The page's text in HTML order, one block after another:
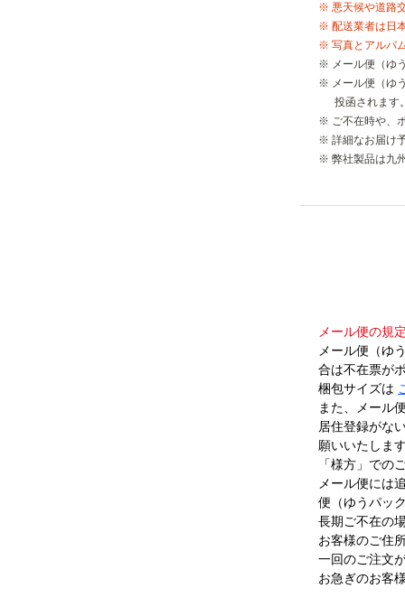
※ 悪天候や道路
※ 配送業者は日
※ 写真とアルバ
※ メール便（ゆ
※ メール便（ゆ
投函されます。
※ ご不在時や、
※ 詳細なお届け予
※ 弊社製品は九
メール便の規
メール便（ゆ
合は不在票が
梱包サイズは
また、メール
居住登録がな
願いいたします
「様方」での
メール便には
便（ゆうパッ
長期ご不在の
お客様のご住
一回のご注文
お急ぎのお客